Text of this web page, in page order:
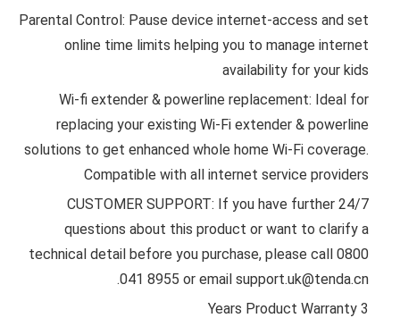
Parental Control: Pause device internet-access and set
online time limits helping you to manage internet
availability for your kids
Wi-fi extender & powerline replacement: Ideal for
replacing your existing Wi-Fi extender & powerline
solutions to get enhanced whole home Wi-Fi coverage.
Compatible with all internet service providers
24/7 CUSTOMER SUPPORT: If you have further
questions about this product or want to clarify a
technical detail before you purchase, please call 0800
041 8955 or email support.uk@tenda.cn.
3 Years Product Warranty